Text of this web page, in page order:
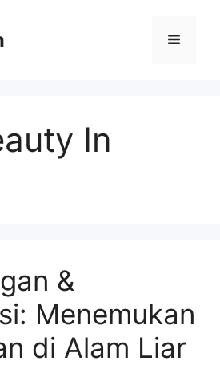
Menu
In
&
Menemukan
di Alam Liar